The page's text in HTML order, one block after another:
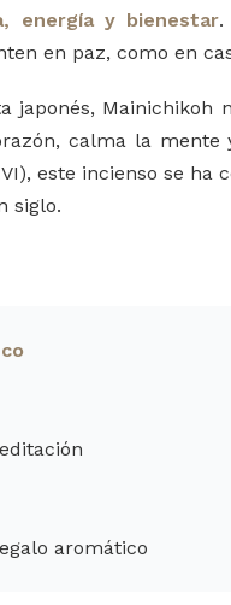
energía y bienestar.
en paz, como en
japonés, Mainichikoh
calma la mente
este incienso se ha
siglo.
aromático